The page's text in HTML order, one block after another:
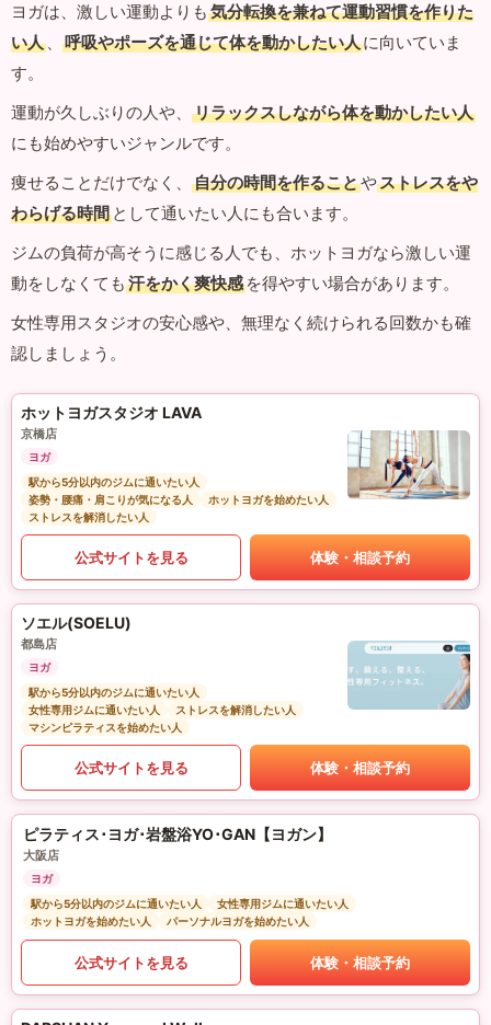
ヨガは、激しい運動よりも 気分転換を兼ねて運動習慣を作りた
い人 、 呼吸やポーズを通じて体を動かしたい人に向いていま
す。
運動が久しぶりの人や、
リラックスしながら体を動かしたい人
にも始めやすいジャンルです。
痩せることだけでなく、
自分の時間を作ることやストレスをや
わらげる時間 として通いたい人にも合います。
ジムの負荷が高そうに感じる人でも、ホットヨガなら激しい運
動をしなくても 汗をかく爽快感 を得やすい場合があります。
女性専用スタジオの安心感や、無理なく続けられる回数かも確
認しましょう。
ホットヨガスタジオ LAVA
京橋店
ヨガ
駅から5分以内のジムに通いたい人
姿勢・腰痛・肩こりが気になる人
ホットヨガを始めたい人
ストレスを解消したい人
公式サイトを見る 体験・相談予約
ソエル(SOELU)
都島店
ヨガ
駅から5分以内のジムに通いたい人
女性専用ジムに通いたい人
ストレスを解消したい人
マシンピラティスを始めたい人
公式サイトを見る 体験・相談予約
ピラティス･ヨガ･岩盤浴YO･GAN【ヨガン】
大阪店
ヨガ
駅から5分以内のジムに通いたい人
女性専用ジムに通いたい人
ホットヨガを始めたい人
パーソナルヨガを始めたい人
公式サイトを見る 体験・相談予約